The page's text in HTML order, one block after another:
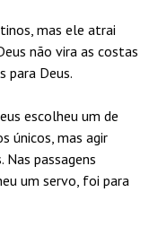
mas ele atrai
não vira as costas
para Deus.
escolheu um de
únicos, mas agir
passagens
um servo, foi para